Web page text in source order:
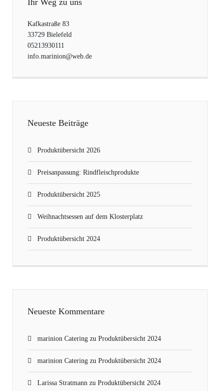
Ihr Weg zu uns
Kafkastraße 83
33729 Bielefeld
05213930111
info.marinion@web.de
Neueste Beiträge
Produktübersicht 2026
Preisanpassung: Rindfleischprodukte
Produktübersicht 2025
Weihnachtsessen auf dem Klosterplatz
Produktübersicht 2024
Neueste Kommentare
marinion Catering zu Produktübersicht 2024
marinion Catering zu Produktübersicht 2024
Larissa Stratmann zu Produktübersicht 2024